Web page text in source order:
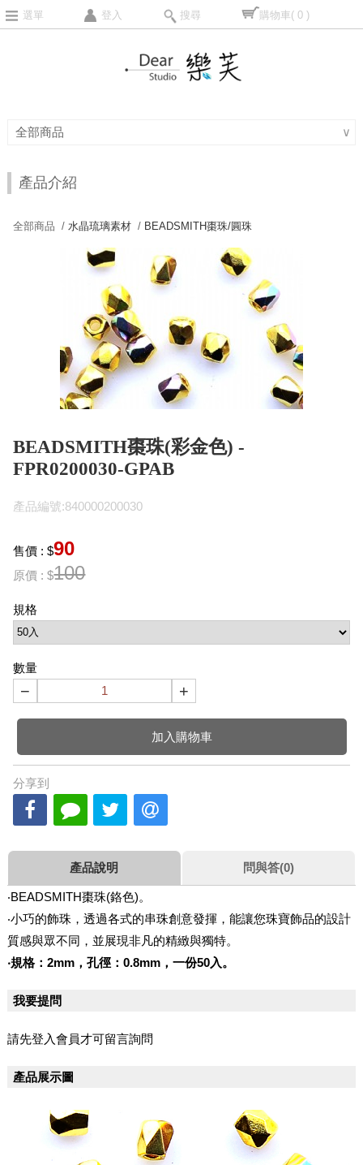
選單 登入 搜尋 購物車( 0 )
全部商品 ∨
產品介紹
全部商品 / 水晶琉璃素材 / BEADSMITH棗珠/圓珠
BEADSMITH棗珠(彩金色) -
FPR0200030-GPAB
產品編號:840000200030
售價 : $90
原價 : $100
規格
數量
− +
加入購物車
分享到
產品說明 問與答(0)
‧BEADSMITH棗珠(鉻色)。
‧小巧的飾珠，透過各式的串珠創意發揮，能讓您珠寶飾品的設計
質感與眾不同，並展現非凡的精緻與獨特。
‧規格：2mm，孔徑：0.8mm，一份50入。
我要提問
請先登入會員才可留言詢問
產品展示圖